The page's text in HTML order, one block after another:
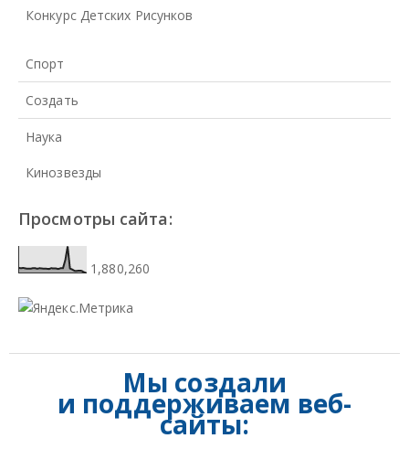
Конкурс Детских Рисунков
Спорт
Создать
Наука
Кинозвезды
Просмотры сайта:
1,880,260
Мы создали
и поддерживаем веб-
сайты: